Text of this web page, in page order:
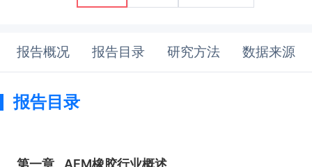
报告概况 报告目录 研究方法 数据来源
报告目录